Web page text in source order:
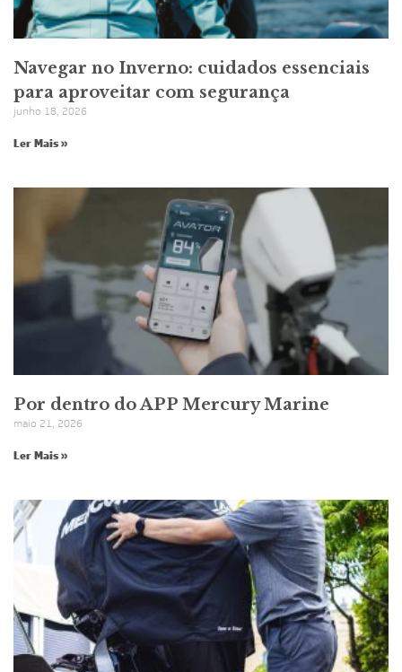
Navegar no Inverno: cuidados essenciais
para aproveitar com segurança
junho 18, 2026
Ler Mais »
Por dentro do APP Mercury Marine
maio 21, 2026
Ler Mais »